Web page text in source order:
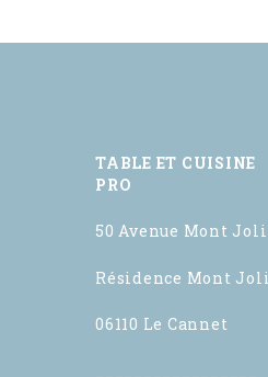
TABLE ET CUISINE
PRO
50 Avenue Mont Joli
Résidence Mont Joli
06110 Le Cannet